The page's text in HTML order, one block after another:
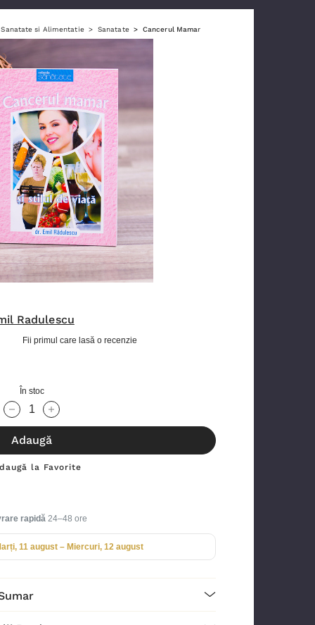
Sanatate si Alimentatie Sanatate Cancerul Mamar
Radulescu
Fii primul care lasă o recenzie
În stoc
Cantitate scăzută:
Cantitate Crescută:
Adaugă
la Favorite
rapidă 24–48 ore
11 august – Miercuri, 12 august